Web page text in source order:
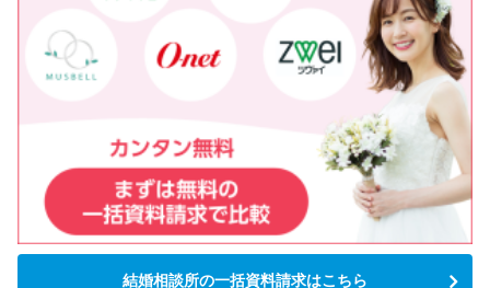
結婚相談所の一括資料請求はこちら